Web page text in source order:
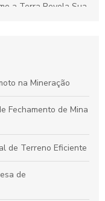
a Terra Revela Sua
setores
do
Equipe e Otimizar
de
na Mineração
Fechamento de Mina
de Terreno Eficiente
de